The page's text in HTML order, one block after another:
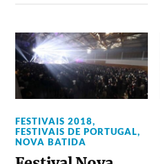
FESTIVAIS 2018,
FESTIVAIS DE PORTUGAL,
NOVA BATIDA